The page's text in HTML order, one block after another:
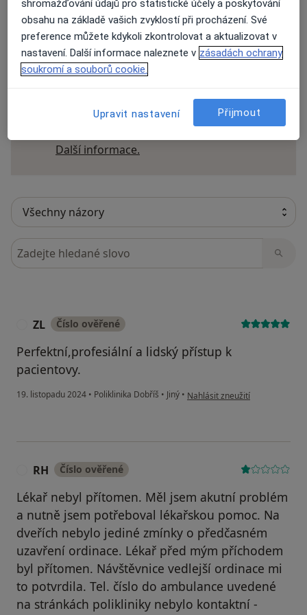
18 názorů
Recenze pacientů jsou pro nás důležité.
Specialisté nemají možnost zaplatit za
Další informace.
Hledejte v názorech
ZL Číslo ověřené
Perfektní,profesiální a lidský přístup k
pacientovy.
19. listopadu 2024 • Poliklinika Dobříš • Jiný • podle názoru uživatele ZL
Nahlásit zneužití
RH Číslo ověřené
Lékař nebyl přítomen. Měl jsem akutní problém
a nutně jsem potřeboval lékařskou pomoc. Na
dveřích nebylo jediné zmínky o předčasném
uzavření ordinace. Lékař před mým příchodem
byl přítomen. Návštěvnice vedlejší ordinace mi
to potvrdila. Tel. číslo do ambulance uvedené
na stránkách polikliniky nebylo kontaktní -
shromažďování údajů pro statistické účely a poskytování
obsahu na základě vašich zvyklostí při procházení. Své
preference můžete kdykoli zkontrolovat a aktualizovat v
nastavení. Další informace naleznete v zásadách ochrany
soukromí a souborů cookie.
Upravit nastavení Přijmout